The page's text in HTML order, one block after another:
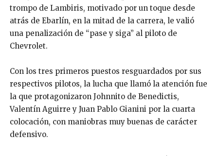
trompo de Lambiris, motivado por un toque desde
atrás de Ebarlín, en la mitad de la carrera, le valió
una penalización de “pase y siga” al piloto de
Chevrolet.
Con los tres primeros puestos resguardados por sus
respectivos pilotos, la lucha que llamó la atención fue
la que protagonizaron Johnnito de Benedictis,
Valentín Aguirre y Juan Pablo Gianini por la cuarta
colocación, con maniobras muy buenas de carácter
defensivo.